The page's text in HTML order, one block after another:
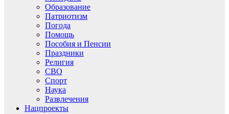
Образование
Патриотизм
Погода
Помощь
Пособия и Пенсии
Праздники
Религия
СВО
Спорт
Наука
Развлечения
Нацпроекты